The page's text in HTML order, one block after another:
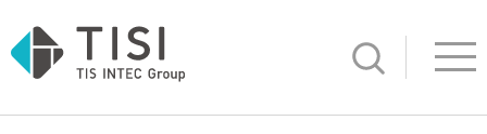
サイト内検索